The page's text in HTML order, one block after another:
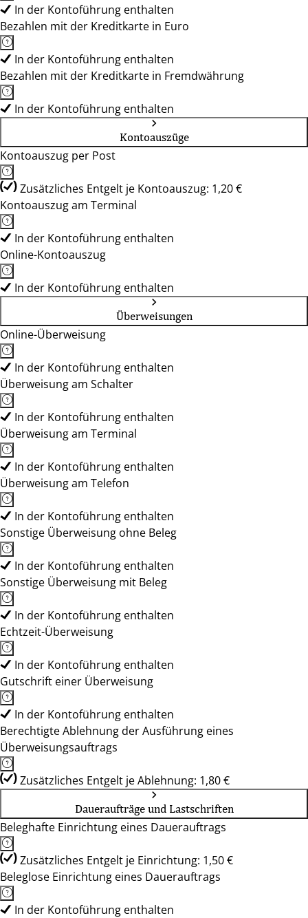
In der Kontoführung enthalten
Bezahlen mit der Kreditkarte in Euro
In der Kontoführung enthalten
Bezahlen mit der Kreditkarte in Fremdwährung
In der Kontoführung enthalten
Kontoauszüge
Kontoauszug per Post
Zusätzliches Entgelt je Kontoauszug: 1,20 €
Kontoauszug am Terminal
In der Kontoführung enthalten
Online-Kontoauszug
In der Kontoführung enthalten
Überweisungen
Online-Überweisung
In der Kontoführung enthalten
Überweisung am Schalter
In der Kontoführung enthalten
Überweisung am Terminal
In der Kontoführung enthalten
Überweisung am Telefon
In der Kontoführung enthalten
Sonstige Überweisung ohne Beleg
In der Kontoführung enthalten
Sonstige Überweisung mit Beleg
In der Kontoführung enthalten
Echtzeit-Überweisung
In der Kontoführung enthalten
Gutschrift einer Überweisung
In der Kontoführung enthalten
Berechtigte Ablehnung der Ausführung eines
Überweisungsauftrags
Zusätzliches Entgelt je Ablehnung: 1,80 €
Daueraufträge und Lastschriften
Beleghafte Einrichtung eines Dauerauftrags
Zusätzliches Entgelt je Einrichtung: 1,50 €
Beleglose Einrichtung eines Dauerauftrags
In der Kontoführung enthalten